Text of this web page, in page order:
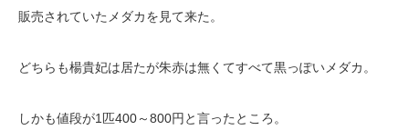
販売されていたメダカを見て来た。
どちらも楊貴妃は居たが朱赤は無くてすべて黒っぽいメダカ。
しかも値段が1匹400～800円と言ったところ。